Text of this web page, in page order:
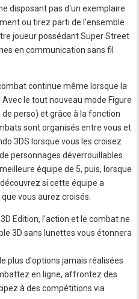
disposant pas d'un exemplaire
ou tirez parti de l'ensemble
joueur possédant Super Street
en communication sans fil
continue même lorsque la
le tout nouveau mode Figure
perso) et grâce à la fonction
sont organisés entre vous et
3DS lorsque vous les croisez
personnages déverrouillables
équipe de 5, puis, lorsque
si cette équipe a
vous aurez croisés.
Edition, l'action et le combat ne
3D sans lunettes vous étonnera
plus d'options jamais réalisées
en ligne, affrontez des
à des compétitions via